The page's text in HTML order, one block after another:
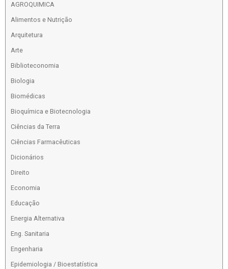
AGROQUIMICA
Alimentos e Nutrição
Arquitetura
Arte
Biblioteconomia
Biologia
Biomédicas
Bioquímica e Biotecnologia
Ciências da Terra
Ciências Farmacêuticas
Dicionários
Direito
Economia
Educação
Energia Alternativa
Eng. Sanitaria
Engenharia
Epidemiologia / Bioestatística